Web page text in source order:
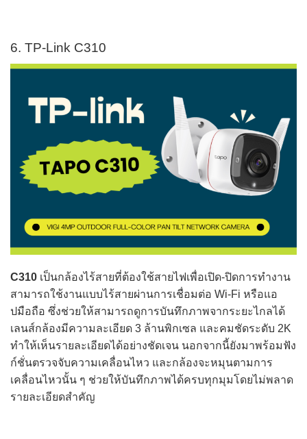
6. TP-Link C310
C310 เป็นกล้องไร้สายที่ต้องใช้สายไฟเพื่อเปิด-ปิดการทำงาน
สามารถใช้งานแบบไร้สายผ่านการเชื่อมต่อ Wi-Fi หรือแอ
ปมือถือ ซึ่งช่วยให้สามารถดูการบันทึกภาพจากระยะไกลได้
เลนส์กล้องมีความละเอียด 3 ล้านพิกเซล และคมชัดระดับ 2K
ทำให้เห็นรายละเอียดได้อย่างชัดเจน นอกจากนี้ยังมาพร้อมฟัง
ก์ชั่นตรวจจับความเคลื่อนไหว และกล้องจะหมุนตามการ
เคลื่อนไหวนั้น ๆ ช่วยให้บันทึกภาพได้ครบทุกมุมโดยไม่พลาด
รายละเอียดสำคัญ